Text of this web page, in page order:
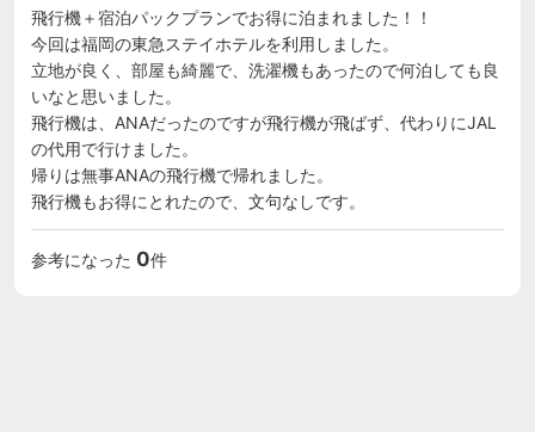
飛行機＋宿泊パックプランでお得に泊まれました！！
今回は福岡の東急ステイホテルを利用しました。
立地が良く、部屋も綺麗で、洗濯機もあったので何泊しても良
いなと思いました。
飛行機は、ANAだったのですが飛行機が飛ばず、代わりにJAL
の代用で行けました。
帰りは無事ANAの飛行機で帰れました。
飛行機もお得にとれたので、文句なしです。
参考になった 0件